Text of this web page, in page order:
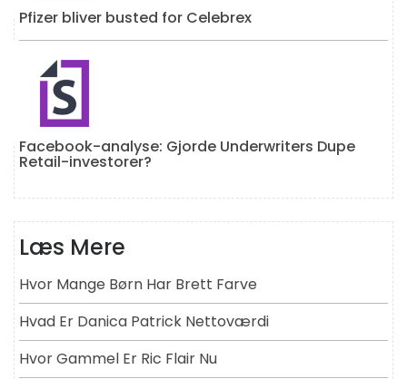
Pfizer bliver busted for Celebrex
Facebook-analyse: Gjorde Underwriters Dupe
Retail-investorer?
Læs Mere
Hvor Mange Børn Har Brett Farve
Hvad Er Danica Patrick Nettoværdi
Hvor Gammel Er Ric Flair Nu